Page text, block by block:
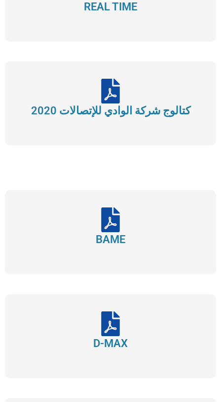
REAL TIME
كتالوج شركة الوادي للإتصالات 2020
BAME
D-MAX